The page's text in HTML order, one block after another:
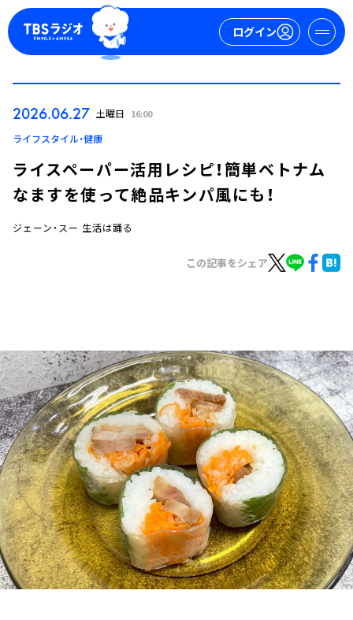
ログイン
ログイン
お知らせ
イベント・グッズ
YouTube
会社情報
2026.06.27 土曜日 16:00
ライフスタイル・健康
ライスペーパー活用レシピ！簡単ベトナム
なますを使って絶品キンパ風にも！
ジェーン・スー 生活は踊る
この記事をシェア